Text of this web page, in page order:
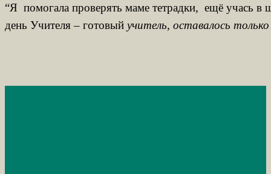
“Я помогала проверять маме тетрадки, ещё учась в
день Учителя – готовый учитель, оставалось